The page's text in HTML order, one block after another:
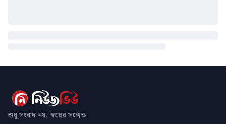
শুধু সংবাদ নয়, স্বপ্নের সঙ্গেও